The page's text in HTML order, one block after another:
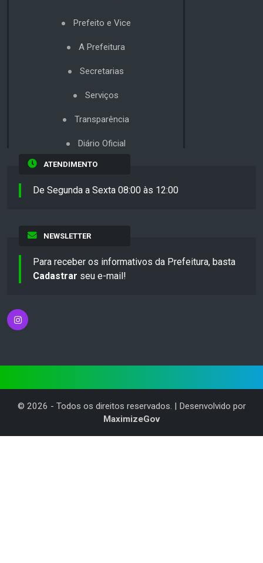
Prefeito e Vice
A Prefeitura
Secretarias
Serviços
Transparência
Diário Oficial
ATENDIMENTO
De Segunda a Sexta 08:00 às 12:00
NEWSLETTER
Para receber os informativos da Prefeitura, basta
Cadastrar seu e-mail!
© 2026 - Todos os direitos reservados. | Desenvolvido por
MaximizeGov